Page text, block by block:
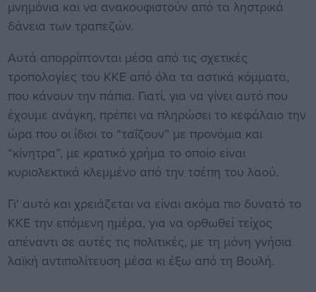
μνημόνια και να ανακουφιστούν από τα ληστρικά
δάνεια των τραπεζών.
Αυτά απορρίπτονται μέσα από τις σχετικές
τροπολογίες του ΚΚΕ από όλα τα αστικά κόμματα,
που κάνουν την πάπια. Γιατί, για να γίνει αυτό που
έχουμε ανάγκη, πρέπει να πληρώσει το κεφάλαιο την
ώρα που οι ίδιοι το “ταΐζουν” με προνόμια και
“κίνητρα”, με κρατικό χρήμα το οποίο είναι
κυριολεκτικά κλεμμένο από την τσέπη του λαού.
Γι' αυτό και χρειάζεται να είναι ακόμα πιο δυνατό το
ΚΚΕ την επόμενη ημέρα, για να ορθωθεί τείχος
απέναντι σε αυτές τις πολιτικές, με τη μόνη γνήσια
λαϊκή αντιπολίτευση μέσα κι έξω από τη Βουλή.